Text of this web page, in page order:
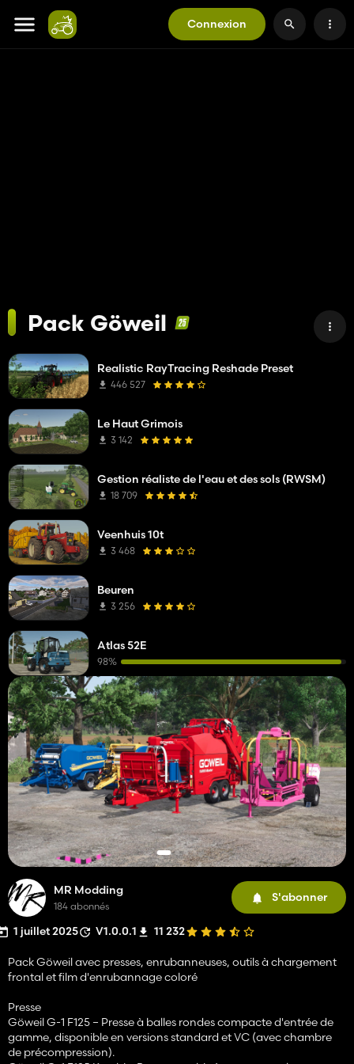
Connexion
Pack Göweil
MR Modding
184 abonnés
S'abonner
1 juillet 2025 V1.0.0.1 11 232
Pack Göweil avec presses, enrubanneuses, outils à chargement
frontal et film d'enrubannage coloré
Presse
Göweil G-1 F125 – Presse à balles rondes compacte d'entrée de
gamme, disponible en versions standard et VC (avec chambre
de précompression).
Realistic RayTracing Reshade Preset
446 527
Le Haut Grimois
3 142
Gestion réaliste de l'eau et des sols (RWSM)
18 709
Veenhuis 10t
3 468
Beuren
3 256
Atlas 52E
98%